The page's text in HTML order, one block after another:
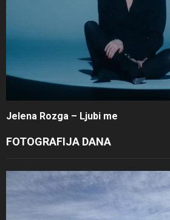
Jelena Rozga – Ljubi me
FOTOGRAFIJA DANA